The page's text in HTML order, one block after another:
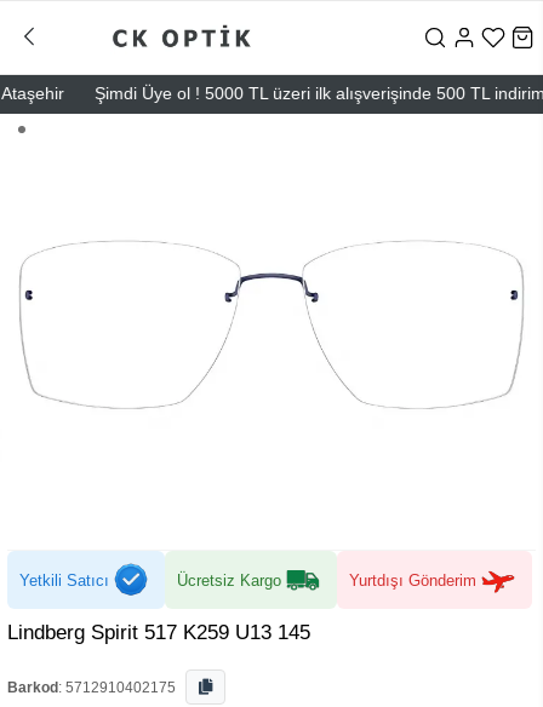
Şimdi Üye ol ! 5000 TL üzeri ilk alışverişinde 500 TL indirim
Yetkili Satıcı Ücretsiz Kargo Yurtdışı Gönderim
Lindberg Spirit 517 K259 U13 145
Barkod : 5712910402175